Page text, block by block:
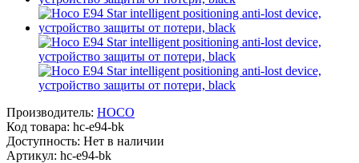
Производитель: HOCO
Код товара: hc-e94-bk
Доступность: Нет в наличии
Артикул: hc-e94-bk